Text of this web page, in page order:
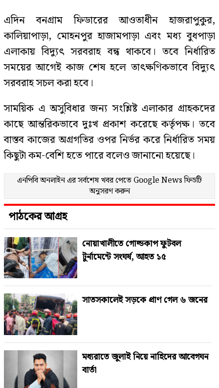
এদিন বনগ্রাম ফিডারের আওতাধীন হাজরাপুকুর,
কালিয়াপাড়া, মোহনপুর হাজামপাড়া এবং মধ্য বুধপাড়া
এলাকায় বিদ্যুৎ সরবরাহ বন্ধ থাকবে। তবে নির্ধারিত
সময়ের আগেই কাজ শেষ হলে তাৎক্ষণিকভাবে বিদ্যুৎ
সরবরাহ সচল করা হবে।
সাময়িক এ অসুবিধার জন্য সংশ্লিষ্ট এলাকার গ্রাহকদের
কাছে আন্তরিকভাবে দুঃখ প্রকাশ করেছে কর্তৃপক্ষ। তবে
বাস্তব কাজের অগ্রগতির ওপর নির্ভর করে নির্ধারিত সময়
কিছুটা কম-বেশি হতে পারে বলেও জানানো হয়েছে।
এনপিবি অনলাইন এর সর্বশেষ খবর পেতে Google Newsফিডটি
অনুসরণ করুন
পাঠকের আগ্রহ
নোয়াখালীতে গোল্ডকাপ ফুটবল
টুর্নামেন্টে সংঘর্ষ, আহত ১৫
সাতসকালেই সড়কে প্রাণ গেল ৬ জনের
মধ্যরাতে জুলাই নিয়ে নাহিদের আবেগঘন
বার্তা